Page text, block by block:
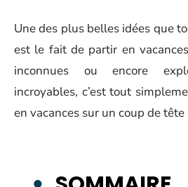
Une des plus belles idées que
est le fait de partir en
inconnues ou encore
incroyables, c’est tout
en vacances sur un coup de tête